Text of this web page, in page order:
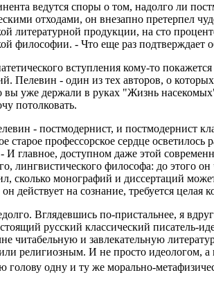
ведутся споры о том, надолго ли
отходами, он внезапно претерпел
литературной продукции, на сто
философии. - Что еще раз
вступления кому-то
Пелевин - один из тех авторов, о
вы уже держали в руках "Жизнь
потолковать.
- постмодернист, и постмодернист
старое профессорское сердце
И главное, доступном даже этой
лингвистического философа: до
сколько монографий и диссертаций
действует на сознание, требуется целая
Вглядевшись по-пристальнее, я
русский классический писатель-
читабельную и завлекательную
религиозным. И не просто идеологом,
голову одну и ту же морально-